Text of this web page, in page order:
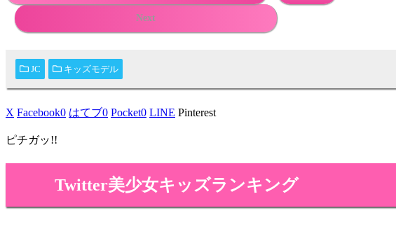
Next
JC キッズモデル
X Facebook0 はてブ0 Pocket0 LINE Pinterest
ピチガッ!!
Twitter美少女キッズランキング